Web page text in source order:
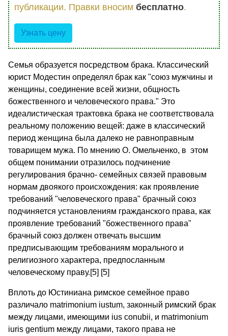
публикации. Правки вносим бесплатно.
Узнать цену
Семья образуется посредством брака. Классический
юрист Модестин определял брак как "союз мужчины и
женщины, соединение всей жизни, общность
божественного и человеческого права." Это
идеалистическая трактовка брака не соответствовала
реальному положению вещей: даже в классический
период женщина была далеко не равноправным
товарищем мужа. По мнению О. Омельченко, в этом
общем понимании отразилось подчинение
регулирования брачно- семейных связей правовым
нормам двоякого происхождения: как проявление
требований "человеческого права" брачный союз
подчиняется установлениям гражданского права, как
проявление требований "божественного права"
брачный союз должен отвечать высшим
предписывающим требованиям морального и
религиозного характера, предпосланным
человеческому праву.[5] [5]
Вплоть до Юстиниана римское семейное право
различало matrimonium iustum, законный римский брак
между лицами, имеющими ius conubii, и matrimonium
iuris gentium между лицами, такого права не